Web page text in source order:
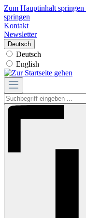
Zum Hauptinhalt springen
springen
Kontakt
Newsletter
Deutsch
Deutsch
English